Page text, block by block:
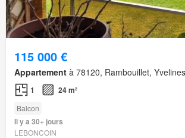
115 000 €
Appartement à 78120, Rambouillet,
1 24 m²
Balcon
Il y a 30+ jours
LEBONCOIN